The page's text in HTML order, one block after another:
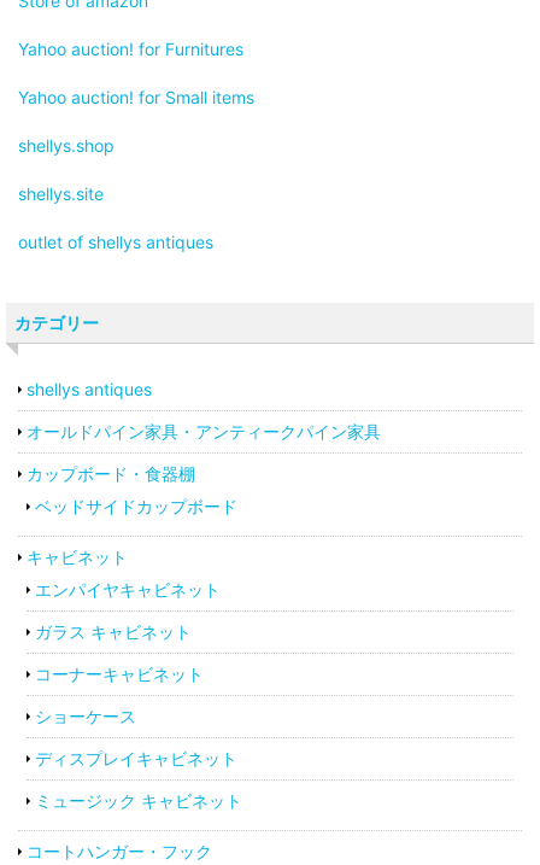
Yahoo auction! for Furnitures
Yahoo auction! for Small items
shellys.shop
shellys.site
outlet of shellys antiques
カテゴリー
shellys antiques
オールドパイン家具・アンティークパイン家具
カップボード・食器棚
ベッドサイドカップボード
キャビネット
エンパイヤキャビネット
ガラス キャビネット
コーナーキャビネット
ショーケース
ディスプレイキャビネット
ミュージック キャビネット
コートハンガー・フック